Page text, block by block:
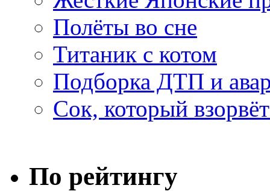
Полёты во сне
Титаник с котом
Подборка ДТП и
Сок, который
По рейтингу